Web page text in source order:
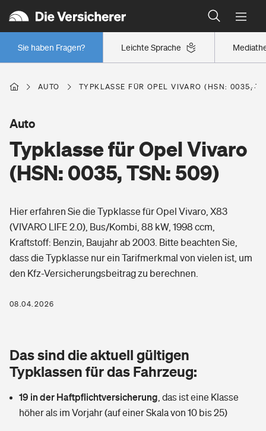
Leichte Sprache
Sie haben Fragen?
Wer versichert was: Jetzt Versicherer finden
Regionalklassen: So ist Ihre Region eingestuft
Wer versichert was: Jetzt Versicherer finden
Berufsunfähigkeitsversicherung
Erwerbsunfähigkeitsversicherung
Grundfähigkeitsversicherung
Arbeitsrechtsschutz
Berufshaftpflichtversicherung
Zur Übersicht
Tools
Wer versichert was: Jetzt Versicherer finden
Wohnen
Elementarversicherung
Glasversicherung
Mietkautionsversicherung
Freizeit
Pri­vate Haft­pflicht­
Kinderunfall­ver­si­che­rung
Kinderinvalidität
Gesundheit
Private Krankenversicherung
Dread-Disease-Versicherung
Tierkrankenversicherung
AUTO TYPKLASSE FÜR OPEL VIVARO (HSN: 0035,
Typklasse für Opel Vivaro
(HSN: 0035, TSN: 509)
Auto
Hier erfahren Sie die Typklasse für Opel Vivaro, X83
(VIVARO LIFE 2.0), Bus/Kombi, 88 kW, 1998 ccm,
Kraftstoff: Benzin, Baujahr ab 2003. Bitte beachten Sie,
dass die Typklasse nur ein Tarifmerkmal von vielen ist, um
den Kfz-Versicherungsbeitrag zu berechnen.
08.04.2026
Das sind die aktuell gültigen
Typklassen für das Fahrzeug:
19 in der Haftpflichtversicherung das ist eine Klasse
höher als im Vorjahr (auf einer Skala von 10 bis 25)